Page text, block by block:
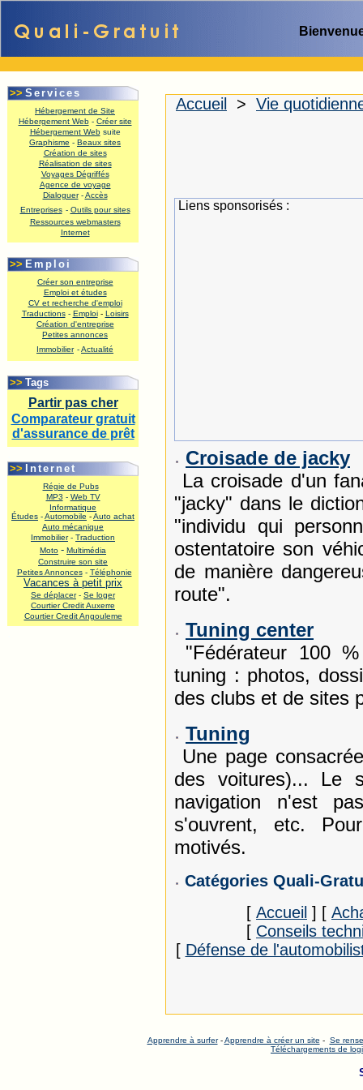
>> Services
Hébergement de Site
Hébergement Web- Créer site
Hébergement Websuite
Graphisme - Beaux sites
Création de sites
Réalisation de sites
Voyages Dégriffés
Agence de voyage
Dialoguer-Accès
Entreprises - Outils pour sites
Ressources webmasters
Internet
>> Emploi
Créer son entreprise
Emploi et études
CV et recherche d'emploi
Traductions- Emploi- Loisirs
Création d'entreprise
Petites annonces
Immobilier -Actualité
>> Tags
Partir pas cher
Comparateur gratuit
d'assurance de prêt
>> Internet
Régie de Pubs
MP3 - Web TV
Informatique
Études -Automobile -Auto achat
Auto mécanique
Immobilier- Traduction
Moto - Multimédia
Construire son site
Petites Annonces- Téléphonie
Vacances à petit prix
Se déplacer- Se loger
Courtier Credit Auxerre
Courtier Credit Angouleme
Accueil > Vie
Liens sponsorisés :
Croisade de jacky
La croisade d'un
"jacky" dans le
"individu qui
ostentatoire son
de manière
route".
Tuning center
"Fédérateur 100
tuning : photos,
des clubs et de sites
Tuning
Une page
des voitures)... Le
navigation n'est
s'ouvrent, etc.
motivés.
Catégories Quali-
[ Accueil ] [
[ Conseils
[ Défense de
Apprendre à surfer-Apprendre à créer un site - Se
Téléchargements de